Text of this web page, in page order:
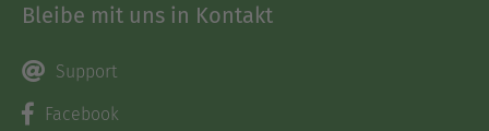
Bleibe mit uns in Kontakt
Support
Facebook